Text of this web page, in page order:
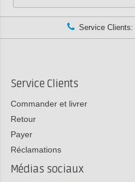
Service Clients:
Service Clients
Commander et livrer
Retour
Payer
Réclamations
Médias sociaux